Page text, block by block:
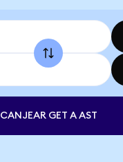
CANJEAR GET A AST